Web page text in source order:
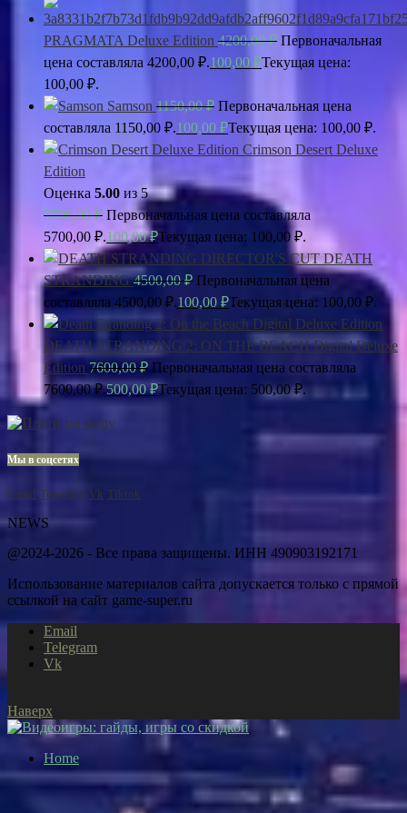
PRAGMATA Deluxe Edition 4200,00₽ Первоначальная
цена составляла 4200,00 ₽.100,00 ₽Текущая цена:
100,00 ₽.
Samson 1150,00₽ Первоначальная цена
составляла 1150,00 ₽.100,00 ₽Текущая цена: 100,00 ₽.
Crimson Desert Deluxe
Edition
Оценка 5.00 из 5
5700,00₽ Первоначальная цена составляла
5700,00 ₽.100,00₽Текущая цена: 100,00 ₽.
DEATH
STRANDING 4500,00₽ Первоначальная цена
составляла 4500,00 ₽.100,00 ₽Текущая цена: 100,00 ₽.
DEATH STRANDING 2: ON THE BEACH Digital Deluxe
Edition 7600,00₽ Первоначальная цена составляла
7600,00 ₽.500,00₽Текущая цена: 500,00 ₽.
Мы в соцсетях
Email Telegram Vk Tiktok
NEWS
@2024-2026 - Все права защищены. ИНН 490903192171
Использование материалов сайта допускается только с прямой
ссылкой на сайт game-super.ru
Email
Telegram
Vk
Наверх
Home